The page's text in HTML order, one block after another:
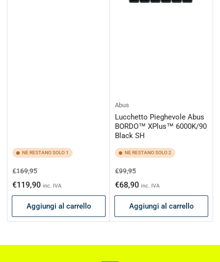
NE RESTANO SOLO 1
Prezzo
di
listino
€169,95Prezzo
scontato
€119,90 inc. IVA
Aggiungi al carrello
Abus
Lucchetto Pieghevole Abus
BORDO™ XPlus™ 6000K/90
Black SH
NE RESTANO SOLO 2
Prezzo
di
listino
€99,95Prezzo
scontato
€68,90 inc. IVA
Aggiungi al carrello